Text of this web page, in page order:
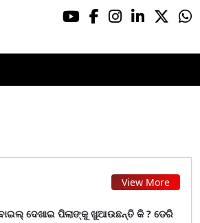
View More
ଦେଖାଇ ପିଲାଙ୍କୁ ଖୁଆଉଛନ୍ତି କି ? ଡେରି